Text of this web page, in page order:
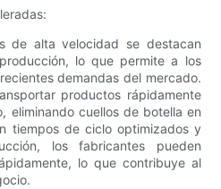
de alta velocidad se destacan
lo que permite a los
demandas del mercado.
productos rápidamente
eliminando cuellos de botella en
tiempos de ciclo optimizados y
los fabricantes pueden
lo que contribuye al